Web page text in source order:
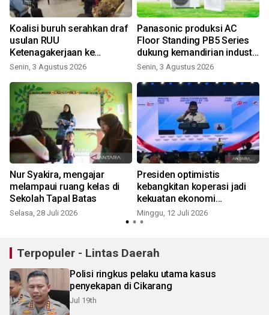
Koalisi buruh serahkan draf
usulan RUU
Ketenagakerjaan ke
pimpinan DPR RI
Senin, 3 Agustus 2026
Panasonic produksi AC
Floor Standing PB5 Series
dukung kemandirian industri
RI
Senin, 3 Agustus 2026
Nur Syakira, mengajar
melampaui ruang kelas di
Sekolah Tapal Batas
Selasa, 28 Juli 2026
Presiden optimistis
kebangkitan koperasi jadi
kekuatan ekonomi
Indonesia
Minggu, 12 Juli 2026
Terpopuler - Lintas Daerah
Polisi ringkus pelaku utama kasus
penyekapan di Cikarang
Jul 19th